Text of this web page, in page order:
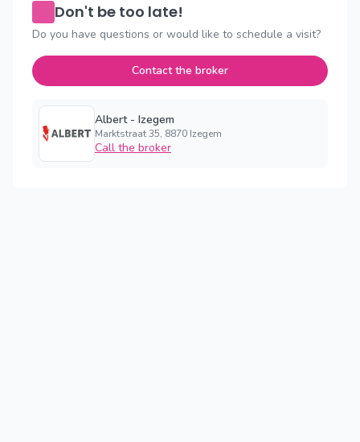
Don't be too late!
Do you have questions or would like to schedule a visit?
Contact the broker
Albert - Izegem
Marktstraat 35, 8870 Izegem
Call the broker